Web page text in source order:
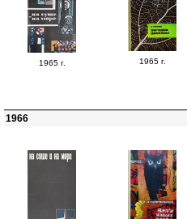
1965 г. 1965 г.
1966